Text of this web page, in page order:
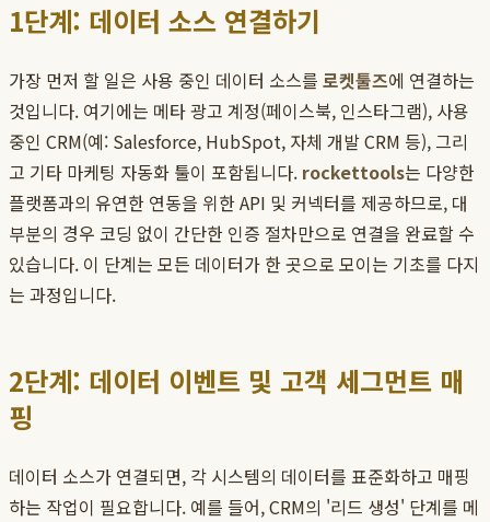
1단계: 데이터 소스 연결하기
가장 먼저 할 일은 사용 중인 데이터 소스를 로켓툴즈에 연결하는
것입니다. 여기에는 메타 광고 계정(페이스북, 인스타그램), 사용
중인 CRM(예: Salesforce, HubSpot, 자체 개발 CRM 등), 그리
고 기타 마케팅 자동화 툴이 포함됩니다. rockettools는 다양한
플랫폼과의 유연한 연동을 위한 API 및 커넥터를 제공하므로, 대
부분의 경우 코딩 없이 간단한 인증 절차만으로 연결을 완료할 수
있습니다. 이 단계는 모든 데이터가 한 곳으로 모이는 기초를 다지
는 과정입니다.
2단계: 데이터 이벤트 및 고객 세그먼트 매
핑
데이터 소스가 연결되면, 각 시스템의 데이터를 표준화하고 매핑
하는 작업이 필요합니다. 예를 들어, CRM의 '리드 생성' 단계를 메